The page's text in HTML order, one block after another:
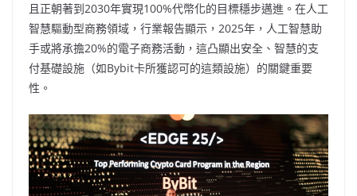
且正朝著到2030年實現100%代幣化的目標穩步邁進。在人工
智慧驅動型商務領域，行業報告顯示，2025年，人工智慧助
手或將承擔20%的電子商務活動，這凸顯出安全、智慧的支
付基礎設施（如Bybit卡所獲認可的這類設施）的關鍵重要
性。